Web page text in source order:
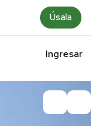
Úsala
Ingresar